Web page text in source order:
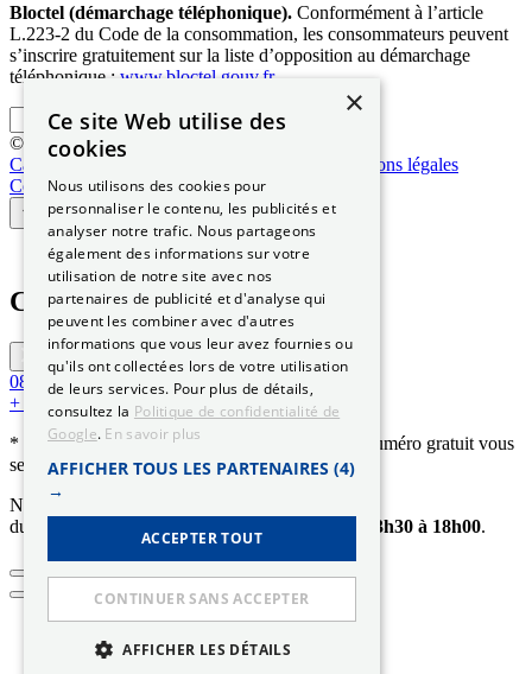
Bloctel (démarchage téléphonique). Conformément à l’article
L.223-2 du Code de la consommation, les consommateurs peuvent
s’inscrire gratuitement sur la liste d’opposition au démarchage
téléphonique :www.bloctel.gouv.fr.
u
a
n
t
i
e
r
a
i
s
s
u
p
l
Valider ma demande
© 2026 Permis-Conduire.net – SARL Need Cars
Carte grise
Mentions légales
Confidentialité CGV ContactActualités
Contacter mon conseiller
0890.16.60.10
Service 0,80 €/min
+ prix appel *
* numéro surtaxé pour un premier contact – un numéro gratuit vous
sera communiqué après commande.
Nos conseillers vous accompagnent
du
13h30 à 18h00.
×
Ce site Web utilise des
cookies
Nous utilisons des cookies pour
personnaliser le contenu, les publicités et
analyser notre trafic. Nous partageons
également des informations sur votre
utilisation de notre site avec nos
partenaires de publicité et d'analyse qui
peuvent les combiner avec d'autres
informations que vous leur avez fournies ou
qu'ils ont collectées lors de votre utilisation
de leurs services. Pour plus de détails,
consultez la Politique de confidentialité de
Google. En savoir plus
AFFICHER TOUS LES PARTENAIRES (4)
→
ACCEPTER TOUT
CONTINUER SANS ACCEPTER
AFFICHER LES DÉTAILS